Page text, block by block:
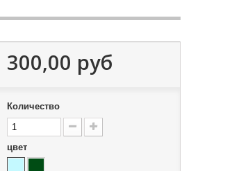
300,00 руб
Количество
цвет